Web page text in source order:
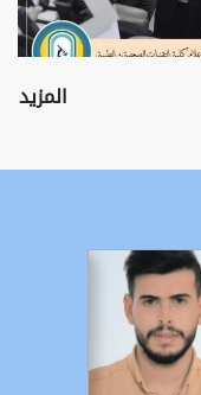
المزيد